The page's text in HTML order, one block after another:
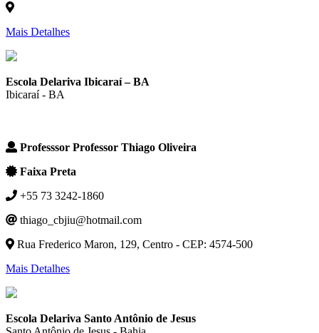
Mais Detalhes
Escola Delariva Ibicaraí – BA
Ibicaraí - BA
Professsor Professor Thiago Oliveira
Faixa Preta
+55 73 3242-1860
thiago_cbjiu@hotmail.com
Rua Frederico Maron, 129, Centro - CEP: 4574-500
Mais Detalhes
Escola Delariva Santo Antônio de Jesus